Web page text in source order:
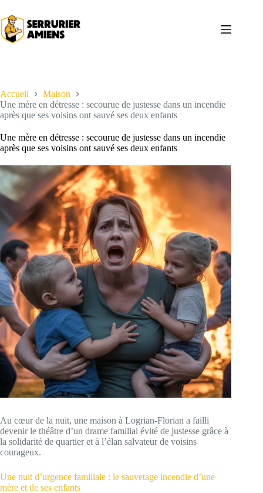
au
contenu
Accueil
Maison
Une mère en détresse : secourue de justesse dans un incendie
après que ses voisins ont sauvé ses deux enfants
Une mère en détresse : secourue de justesse dans un incendie
après que ses voisins ont sauvé ses deux enfants
Au cœur de la nuit, une maison à Logrian-Florian a failli
devenir le théâtre d’un drame familial évité de justesse grâce à
la solidarité de quartier et à l’élan salvateur de voisins
courageux.
Une nuit d’urgence familiale : le sauvetage incendie d’une
mère et de ses enfants